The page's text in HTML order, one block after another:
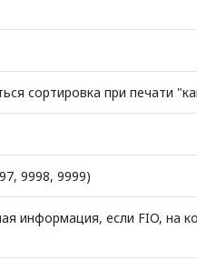
сортировка при печати
9998, 9999)
информация, если FIO, на